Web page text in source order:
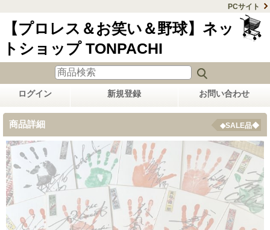
PCサイト
【プロレス＆お笑い＆野球】ネッ
トショップ TONPACHI
ログイン 新規登録 お問い合わせ
商品詳細 ◆SALE品◆